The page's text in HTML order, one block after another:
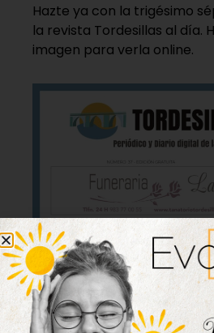
Hazte ya con la trigésimo
la revista Tordesillas al día.
imagen para verla online.